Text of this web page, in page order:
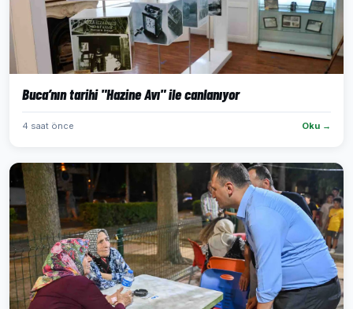
Buca’nın tarihi "Hazine Avı" ile canlanıyor
4 saat önce Oku →